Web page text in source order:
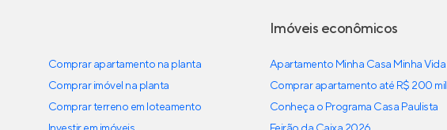
Comprar apartamento na planta
Comprar imóvel na planta
Comprar terreno em loteamento
Imóveis econômicos
Apartamento Minha Casa Minha Vida
Comprar apartamento até R$ 200 mil
Conheça o Programa Casa Paulista